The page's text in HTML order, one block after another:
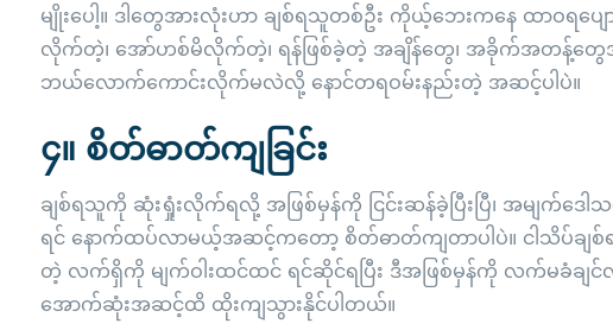
မျိုးပေါ့။ ဒါတွေအားလုံးဟာ ချစ်ရသူတစ်ဦး ကိုယ့်ဘေးကနေ ထာဝရပ
လိုက်တဲ့၊ အော်ဟစ်မိလိုက်တဲ့၊ ရန်ဖြစ်ခဲ့တဲ့ အချိန်တွေ၊ အခိုက်အတန့်တွေအာ
ဘယ်လောက်ကောင်းလိုက်မလဲလို့ နောင်တရဝမ်းနည်းတဲ့ အဆင့်ပါပဲ။
၄။ စိတ်ဓာတ်ကျခြင်း
ချစ်ရသူကို ဆုံးရှုံးလိုက်ရလို့ အဖြစ်မှန်ကို ငြင်းဆန်ခဲ့ပြီးပြီ၊ အမျက်ဒေါ
ရင် နောက်ထပ်လာမယ့်အဆင့်ကတော့ စိတ်ဓာတ်ကျတာပါပဲ။ ငါသိပ်ချ
တဲ့ လက်ရှိကို မျက်ဝါးထင်ထင် ရင်ဆိုင်ရပြီး ဒီအဖြစ်မှန်ကို လက်မခံ
အောက်ဆုံးအဆင့်ထိ ထိုးကျသွားနိုင်ပါတယ်။